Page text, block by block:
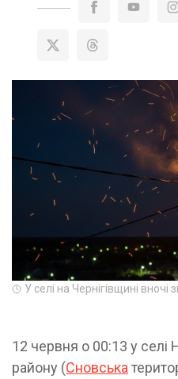
У селі на Чернігівщині вночі
12 червня о 00:13 у селі
району (Сновська